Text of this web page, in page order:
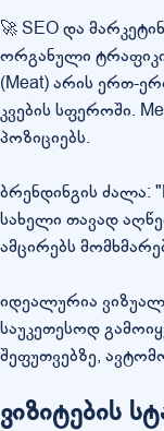
🚀 SEO და
ორგანული
(Meat) არის ერთ-
კვების სფეროში.
პოზიციებს.
ბრენდინგის ძალა:
სახელი თავად
ამცირებს
იდეალურია
საუკეთესოდ
შეფუთვებზე,
ვიზიტების